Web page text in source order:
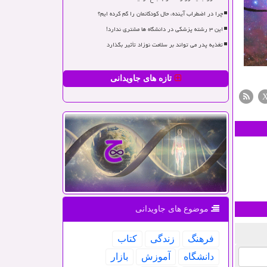
چرا در اضطراب آینده، حال کودکانمان را گم کرده ایم؟
این ۳ رشته پزشکی در دانشگاه ها مشتری ندارد!
تغذیه پدر می تواند بر سلامت نوزاد تأثیر بگذارد
تازه های جاویدانی
موضوع های جاویدانی
فرهنگ زندگی
كتاب
دانشگاه
آموزش بازار